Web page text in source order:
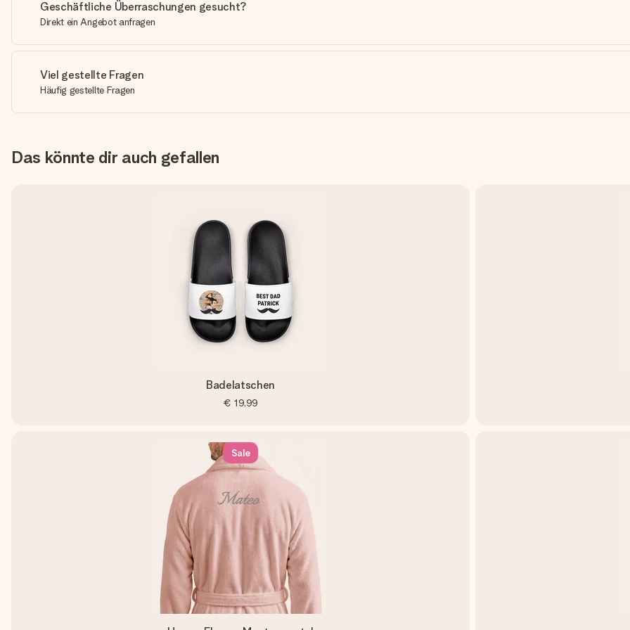
Geschäftliche Überraschungen gesucht?
Direkt ein Angebot anfragen
Viel gestellte Fragen
Häufig gestellte Fragen
Das könnte dir auch gefallen
Badelatschen
€ 19,99
Sale